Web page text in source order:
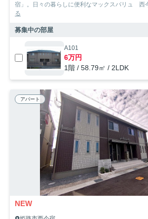
宿」。日々の暮らしに便利なマックスバリュ 西
る
募集中の部屋
A101
6万円
1階 / 58.79㎡ / 2LDK
アパート
NEW